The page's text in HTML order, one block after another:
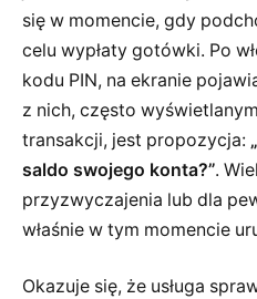
się w momencie, gdy
celu wypłaty gotówki. Po
kodu PIN, na ekranie
z nich, często
transakcji, jest propozycja:
saldo swojego konta?”.
przyzwyczajenia lub dla
właśnie w tym momencie
Okazuje się, że usługa